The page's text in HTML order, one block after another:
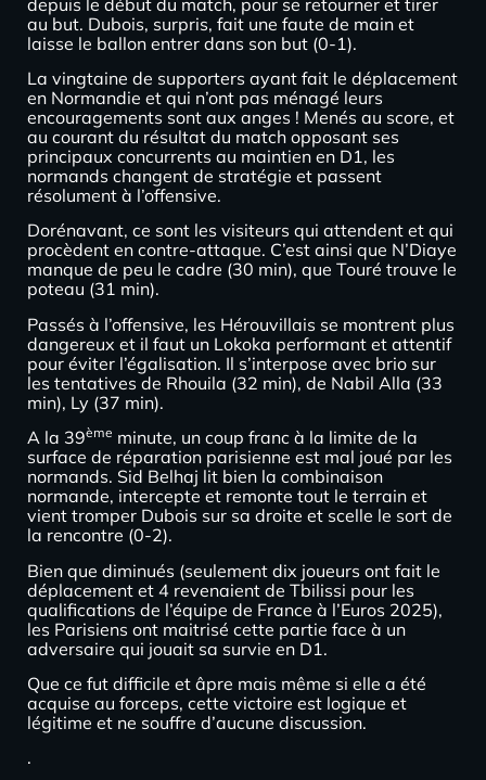
au but. Dubois, surpris, fait une faute de main et
laisse le ballon entrer dans son but (0-1).
La vingtaine de supporters ayant fait le déplacement
en Normandie et qui n’ont pas ménagé leurs
encouragements sont aux anges ! Menés au score, et
au courant du résultat du match opposant ses
principaux concurrents au maintien en D1, les
normands changent de stratégie et passent
résolument à l’offensive.
Dorénavant, ce sont les visiteurs qui attendent et qui
procèdent en contre-attaque. C’est ainsi que N’Diaye
manque de peu le cadre (30 min), que Touré trouve le
poteau (31 min).
Passés à l’offensive, les Hérouvillais se montrent plus
dangereux et il faut un Lokoka performant et attentif
pour éviter l’égalisation. Il s’interpose avec brio sur
les tentatives de Rhouila (32 min), de Nabil Alla (33
min), Ly (37 min).
A la 39ème minute, un coup franc à la limite de la
surface de réparation parisienne est mal joué par les
normands. Sid Belhaj lit bien la combinaison
normande, intercepte et remonte tout le terrain et
vient tromper Dubois sur sa droite et scelle le sort de
la rencontre (0-2).
Bien que diminués (seulement dix joueurs ont fait le
déplacement et 4 revenaient de Tbilissi pour les
qualifications de l’équipe de France à l’Euros 2025),
les Parisiens ont maitrisé cette partie face à un
adversaire qui jouait sa survie en D1.
Que ce fut difficile et âpre mais même si elle a été
acquise au forceps, cette victoire est logique et
légitime et ne souffre d’aucune discussion.
.